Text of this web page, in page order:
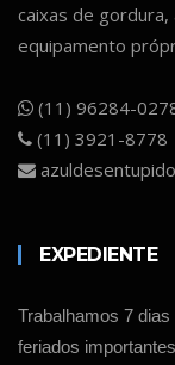
caixas de gordura,
equipamento
(11) 96284-
(11) 3921-8778
EXPEDIENTE
Trabalhamos 7
feriados